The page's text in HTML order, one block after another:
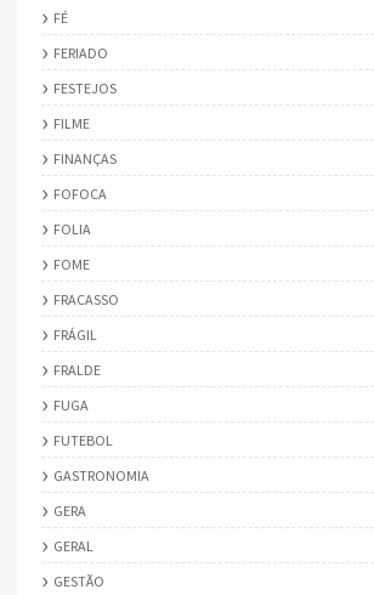
FÉ
FERIADO
FESTEJOS
FILME
FINANÇAS
FOFOCA
FOLIA
FOME
FRACASSO
FRÁGIL
FRALDE
FUGA
FUTEBOL
GASTRONOMIA
GERA
GERAL
GESTÃO